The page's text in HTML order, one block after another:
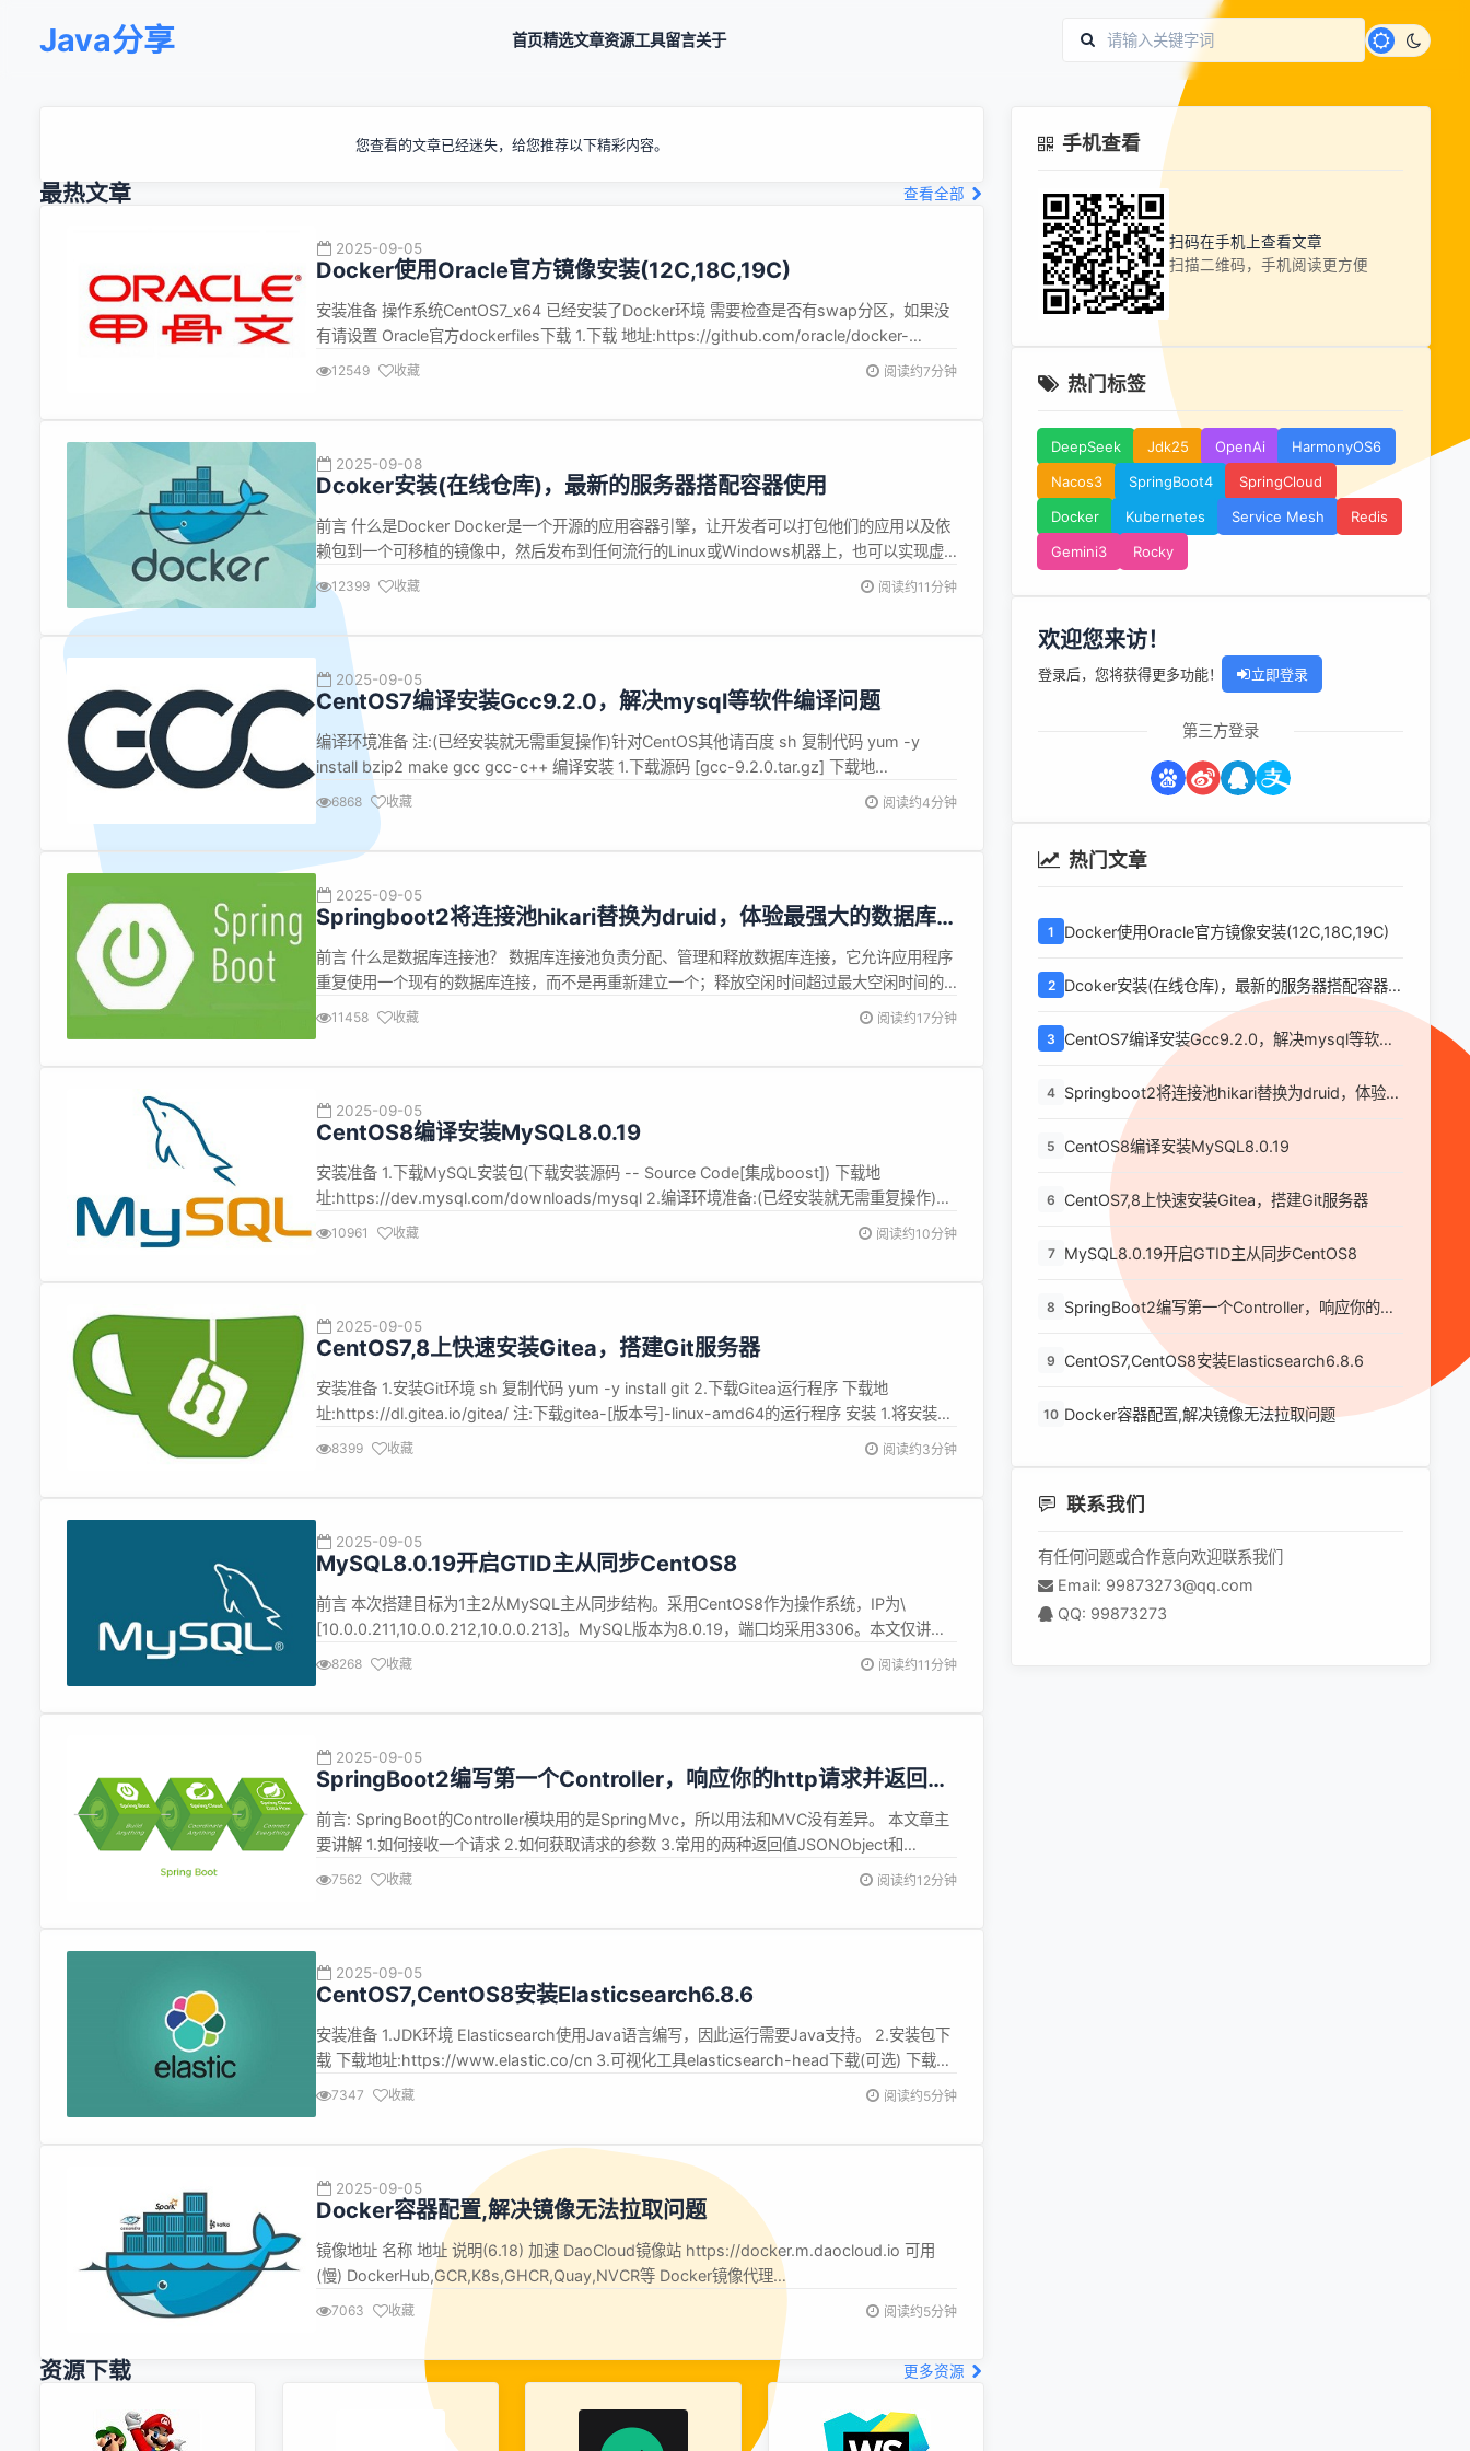
Java分享 首页精选文章资源工具留言关于
您查看的文章已经迷失，给您推荐以下精彩内容。
最热文章 查看全部
2025-09-05
Docker使用Oracle官方镜像安装(12C,18C,19C)
安装准备 操作系统CentOS7_x64 已经安装了Docker环境 需要检查是否有swap分区，如果没
有请设置 Oracle官方dockerfiles下载 1.下载 地址:https://github.com/oracle/docker-
images 2.上传 解压后打开docker-images-master\OracleDatabase\SingleI...
12549 收藏 阅读约7分钟
2025-09-08
Dcoker安装(在线仓库)，最新的服务器搭配容器使用
前言 什么是Docker Docker是一个开源的应用容器引擎，让开发者可以打包他们的应用以及依
赖包到一个可移植的镜像中，然后发布到任何流行的Linux或Windows机器上，也可以实现虚
拟化。容器是完全使用沙箱机制，相互之间不会有任何接口。 Docker与虚拟机对比 虚拟机 资
源占用多，虚拟机会独占一部分内存和硬盘空间。它运行的时候，其他程序就不能使用这些...
12399 收藏 阅读约11分钟
2025-09-05
CentOS7编译安装Gcc9.2.0，解决mysql等软件编译问题
编译环境准备 注:(已经安装就无需重复操作)针对CentOS其他请百度 sh 复制代码 yum -y
install bzip2 make gcc gcc-c++ 编译安装 1.下载源码 [gcc-9.2.0.tar.gz] 下载地
址:https://mirrors.cnnic.cn/gnu/gcc 2.解压到目录 如:/data0/cmake/gcc-9....
6868 收藏 阅读约4分钟
2025-09-05
Springboot2将连接池hikari替换为druid，体验最强大的数据库
连接池
前言 什么是数据库连接池？ 数据库连接池负责分配、管理和释放数据库连接，它允许应用程序
重复使用一个现有的数据库连接，而不是再重新建立一个；释放空闲时间超过最大空闲时间的
数据库连接来避免因为没有释放数据库连接而引起的数据库连接遗漏。这项技术能明显提高对
11458 收藏 阅读约17分钟
2025-09-05
CentOS8编译安装MySQL8.0.19
安装准备 1.下载MySQL安装包(下载安装源码 -- Source Code[集成boost]) 下载地
址:https://dev.mysql.com/downloads/mysql 2.编译环境准备:(已经安装就无需重复操作)针
对CentOS其他请百度 sh 复制代码 dnf install -y make cmake gcc gcc-c++ ncurs...
10961 收藏 阅读约10分钟
2025-09-05
CentOS7,8上快速安装Gitea，搭建Git服务器
安装准备 1.安装Git环境 sh 复制代码 yum -y install git 2.下载Gitea运行程序 下载地
址:https://dl.gitea.io/gitea/ 注:下载gitea-[版本号]-linux-amd64的运行程序 安装 1.将安装包
上传至指定目录 如:/data0/gitea/gitea-linux-amd64 2.重命名安装包 ...
8399 收藏 阅读约3分钟
2025-09-05
MySQL8.0.19开启GTID主从同步CentOS8
前言 本次搭建目标为1主2从MySQL主从同步结构。采用CentOS8作为操作系统，IP为\
[10.0.0.211,10.0.0.212,10.0.0.213]。MySQL版本为8.0.19，端口均采用3306。本文仅讲解
主从配置，因此安装MySQL的方式请参考安装文档。 GTID模式介绍 一、GTID Replication介
8268 收藏 阅读约11分钟
2025-09-05
SpringBoot2编写第一个Controller，响应你的http请求并返回结
果
前言: SpringBoot的Controller模块用的是SpringMvc，所以用法和MVC没有差异。 本文章主
要讲解 1.如何接收一个请求 2.如何获取请求的参数 3.常用的两种返回值JSONObject和
ModelAndView 4.GET请求和POST请求 5.获取路径参数 6.HttpServletRequest和
7562 收藏 阅读约12分钟
2025-09-05
CentOS7,CentOS8安装Elasticsearch6.8.6
安装准备 1.JDK环境 Elasticsearch使用Java语言编写，因此运行需要Java支持。 2.安装包下
载 下载地址:https://www.elastic.co/cn 3.可视化工具elasticsearch-head下载(可选) 下载地
址:https://github.com/mobz/elasticsearch-head 4.中文分词插件下载...
7347 收藏 阅读约5分钟
2025-09-05
Docker容器配置,解决镜像无法拉取问题
镜像地址 名称 地址 说明(6.18) 加速 DaoCloud镜像站 https://docker.m.daocloud.io 可用
(慢) DockerHub,GCR,K8s,GHCR,Quay,NVCR等 Docker镜像代理
https://dockerproxy.com 屏蔽 DockerHub,GCR,K8s,GHCR 百度云 https://mir...
7063 收藏 阅读约5分钟
资源下载 更多资源
手机查看
扫码在手机上查看文章
扫描二维码，手机阅读更方便
热门标签
DeepSeek Jdk25 OpenAi
HarmonyOS6
Nacos3
SpringBoot4
SpringCloud
Docker
Kubernetes Service Mesh
Redis
Gemini3
Rocky
欢迎您来访！
登录后，您将获得更多功能！ 立即登录
第三方登录
热门文章
1 Docker使用Oracle官方镜像安装(12C,18C,19C)
2
Dcoker安装(在线仓库)，最新的服务器搭配容器使
3
CentOS7编译安装Gcc9.2.0，解决mysql等软件
4 Springboot2将连接池hikari替换为druid，体验最
强大的数据库连接池
5 CentOS8编译安装MySQL8.0.19
6 CentOS7,8上快速安装Gitea，搭建Git服务器
7 MySQL8.0.19开启GTID主从同步CentOS8
8
SpringBoot2编写第一个Controller，响应你的
http请求并返回结果
9 CentOS7,CentOS8安装Elasticsearch6.8.6
10 Docker容器配置,解决镜像无法拉取问题
联系我们
有任何问题或合作意向欢迎联系我们
Email: 99873273@qq.com
QQ: 99873273